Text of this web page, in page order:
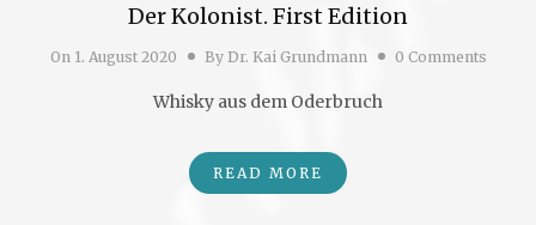
Der Kolonist. First Edition
On 1. August 2020 By Dr. Kai Grundmann 0 Comments
Whisky aus dem Oderbruch
READ MORE